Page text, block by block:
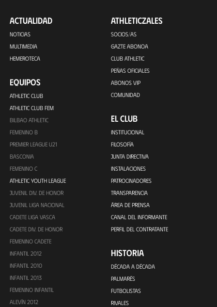
ACTUALIDAD
NOTICIAS
MULTIMEDIA
HEMEROTECA
EQUIPOS
ATHLETIC CLUB
ATHLETIC CLUB FEM
BILBAO ATHLETIC
FEMENINO B
PREMIER LEAGUE U21
BASCONIA
FEMENINO C
ATHLETIC YOUTH LEAGUE
JUVENIL DIV. DE HONOR
JUVENIL LIGA NACIONAL
CADETE LIGA VASCA
CADETE DIV. DE HONOR
FEMENINO CADETE
INFANTIL 2012
INFANTIL 2010
INFANTIL 2013
FEMENINO INFANTIL
ALEVÍN 2012
ATHLETICZALES
SOCIOS/AS
GAZTE ABONOA
CLUB ATHLETIC
PEÑAS OFICIALES
ABONOS VIP
COMUNIDAD
EL CLUB
INSTITUCIONAL
FILOSOFÍA
JUNTA DIRECTIVA
INSTALACIONES
PATROCINADORES
TRANSPARENCIA
ÁREA DE PRENSA
CANAL DEL INFORMANTE
PERFIL DEL CONTRATANTE
HISTORIA
DÉCADA A DÉCADA
PALMARÉS
FUTBOLISTAS
RIVALES